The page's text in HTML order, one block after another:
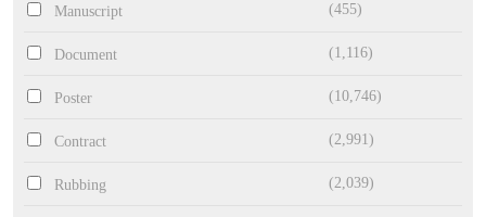
Manuscript (455)
Document (1,116)
Poster (10,746)
Contract (2,991)
Rubbing (2,039)